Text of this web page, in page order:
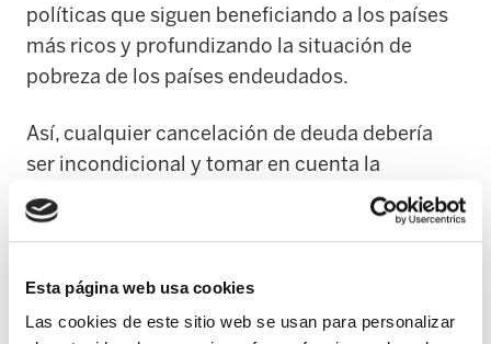
Esta página web usa cookies
Las cookies de este sitio web se usan para personalizar
políticas que siguen beneficiando a los países
más ricos y profundizando la situación de
pobreza de los países endeudados.
Así, cualquier cancelación de deuda debería
ser incondicional y tomar en cuenta la
ampliamente fundamentada ilegitimidad de
los reclamos de deuda hacia los países del Sur,
que deudores, los pueblos y países del Sur son
acreedores de una enorme deuda social,